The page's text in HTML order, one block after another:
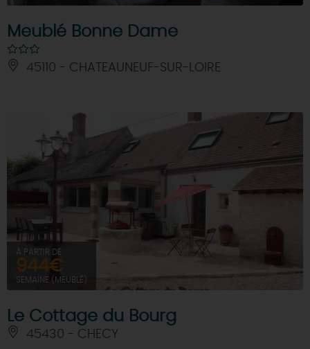
Meublé Bonne Dame
45110 - CHATEAUNEUF-SUR-LOIRE
À PARTIR DE
944€
SEMAINE (MEUBLÉ)
Le Cottage du Bourg
45430 - CHECY